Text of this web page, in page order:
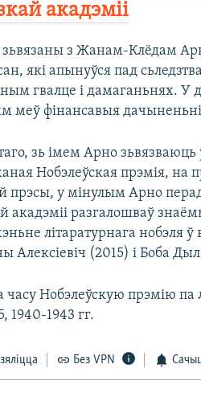
акадэміі
зьвязаны з Жанам-Клёдам
які апынуўся пад
гвалце і дамаганьнях. У
меў фінансавыя
зь імем Арно
Нобэлеўская прэмія, на
прэсы, у мінулым Арно
акадэміі разгалошваў
літаратурнага нобэля ў
Алексіевіч (2015) і Боба
часу Нобэлеўскую прэмію па
1940-1943 гг.
Без VPN